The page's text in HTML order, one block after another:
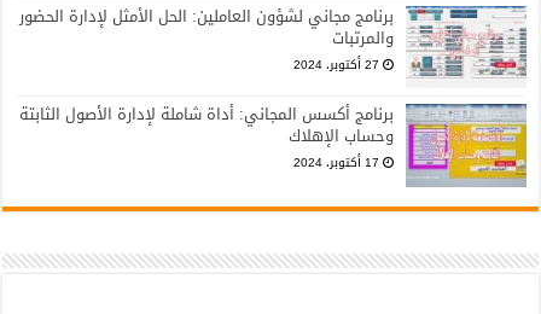
برنامج مجاني لشؤون العاملين: الحل الأمثل لإدارة الحضور
والمرتبات
27 أكتوبر، 2024
برنامج أكسس المجاني: أداة شاملة لإدارة الأصول الثابتة
وحساب الإهلاك
17 أكتوبر، 2024